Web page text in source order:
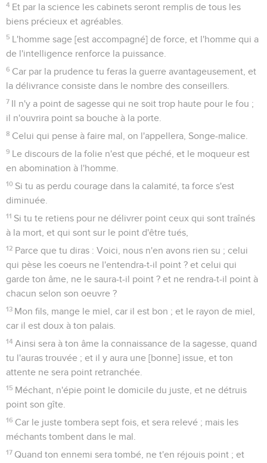
4 Et par la science les cabinets seront remplis de tous les
biens précieux et agréables.
5 L'homme sage [est accompagné] de force, et l'homme qui a
de l'intelligence renforce la puissance.
6 Car par la prudence tu feras la guerre avantageusement, et
la délivrance consiste dans le nombre des conseillers.
7 Il n'y a point de sagesse qui ne soit trop haute pour le fou ;
il n'ouvrira point sa bouche à la porte.
8 Celui qui pense à faire mal, on l'appellera, Songe-malice.
9 Le discours de la folie n'est que péché, et le moqueur est
en abomination à l'homme.
10 Si tu as perdu courage dans la calamité, ta force s'est
diminuée.
11 Si tu te retiens pour ne délivrer point ceux qui sont traînés
à la mort, et qui sont sur le point d'être tués,
12 Parce que tu diras : Voici, nous n'en avons rien su ; celui
qui pèse les coeurs ne l'entendra-t-il point ? et celui qui
garde ton âme, ne le saura-t-il point ? et ne rendra-t-il point à
chacun selon son oeuvre ?
13 Mon fils, mange le miel, car il est bon ; et le rayon de miel,
car il est doux à ton palais.
14 Ainsi sera à ton âme la connaissance de la sagesse, quand
tu l'auras trouvée ; et il y aura une [bonne] issue, et ton
attente ne sera point retranchée.
15 Méchant, n'épie point le domicile du juste, et ne détruis
point son gîte.
16 Car le juste tombera sept fois, et sera relevé ; mais les
méchants tombent dans le mal.
17 Quand ton ennemi sera tombé, ne t'en réjouis point ; et